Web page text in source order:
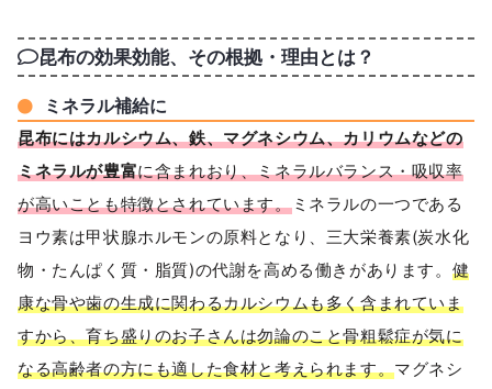
昆布の効果効能、その根拠・理由とは？
ミネラル補給に
昆布にはカルシウム、鉄、マグネシウム、カリウムなどの
ミネラルが豊富に含まれおり、ミネラルバランス・吸収率
が高いことも特徴とされています。ミネラルの一つである
ヨウ素は甲状腺ホルモンの原料となり、三大栄養素(炭水化
物・たんぱく質・脂質)の代謝を高める働きがあります。 健
康な骨や歯の生成に関わるカルシウムも多く含まれていま
すから、育ち盛りのお子さんは勿論のこと骨粗鬆症が気に
なる高齢者の方にも適した食材と考えられます。マグネシ